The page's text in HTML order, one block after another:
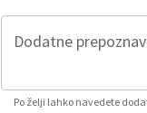
Dodatne
Po želji lahko navedete